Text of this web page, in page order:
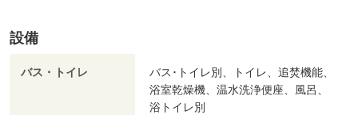
設備
バス・トイレ
バス･トイレ別、トイレ、追焚機能、
浴室乾燥機、温水洗浄便座、風呂、
浴トイレ別